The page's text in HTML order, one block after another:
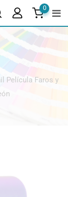
0
Película Faros y